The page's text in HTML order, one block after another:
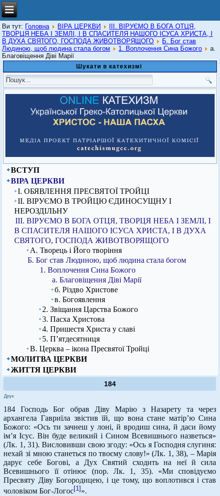
Ви тут: Головна ВІРА ЦЕРКВИ
ІІІ. ВІРУЄМО В БОГА ОТЦЯ,
ТВОРЦЯ НЕБА І ЗЕМЛІ, І В СПАСИТЕЛЯ НАШОГО ІСУСА ХРИСТА, І
В ДУХА СВЯТОГО, ГОСПОДА ЖИВОТВОРЯЩОГО
Б. Бог став
Людиною, щоб людина стала богом
1. Воплочення Сина Божого
а.
Благовіщення Діві Марії
Шукати в катехизмі
ВСТУП
ВІРА ЦЕРКВИ
I. ОБЯВЛЕННЯ ПРЕСВЯТОЇ ТРОЙЦІ
ІІ. ВІРУЄМО В ТРОЙЦЮ ЄДИНОСУЩНУ І
НЕРОЗДІЛЬНУ
ІІІ. ВІРУЄМО В БОГА ОТЦЯ, ТВОРЦЯ НЕБА І ЗЕМЛІ, І
В СПАСИТЕЛЯ НАШОГО ІСУСА ХРИСТА, І В ДУХА
СВЯТОГО, ГОСПОДА ЖИВОТВОРЯЩОГО
А. Творець і Його творіння
Б. Бог став Людиною, щоб людина стала богом
1. Воплочення Сина Божого
а. Благовіщення Діві Марії
б. Різдво Христове
в. Богоявлення
2. Звіщання Царства Божого
3. Пасха Христова
4. Пришестя Христа у славі
5. П’ятдесятниця
В. Церква – ікона Пресвятої Тройці
МОЛИТВА ЦЕРКВИ
ЖИТТЯ ЦЕРКВИ
184
Друк
184 Господь Бог обрав Діву Марію з Назарету та через
архангела Гавриїла звістив їй, що вона стане матір’ю Сина
Божого: «Ось ти зачнеш у лоні, й вродиш сина, й даси йому
ім’я Ісус. Він буде великий і Сином Всевишнього назветься»
(Лк. 1, 31). Висловивши свою згоду: «Ось я Господня слугиня:
нехай зі мною станеться по твоєму слову!» (Лк. 1, 38), – Марія
дарує себе Богові, а Дух Святий сходить на неї й сила
Всевишнього її отінює (пор. Лк. 1, 35). «Ми сповідуємо
Пресвяту Діву Богородицею, і це тому, що воплотився і став
чоловіком Бог-Логос[1] ».